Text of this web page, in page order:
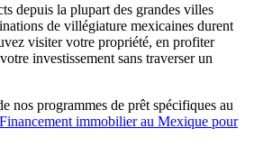
depuis la plupart des grandes villes
de villégiature mexicaines durent
visiter votre propriété, en profiter
investissement sans traverser un
nos programmes de prêt spécifiques au
immobilier au Mexique pour